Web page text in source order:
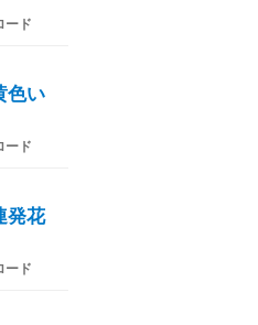
ード
色い
ード
発花
ード